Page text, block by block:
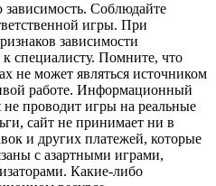
Соблюдайте
игры. При
зависимости
специалисту. Помните, что
не может являться источником
работе. Информационный
не проводит игры на реальные
сайт не принимает ни в
и других платежей, которые
с азартными играми,
Какие-либо